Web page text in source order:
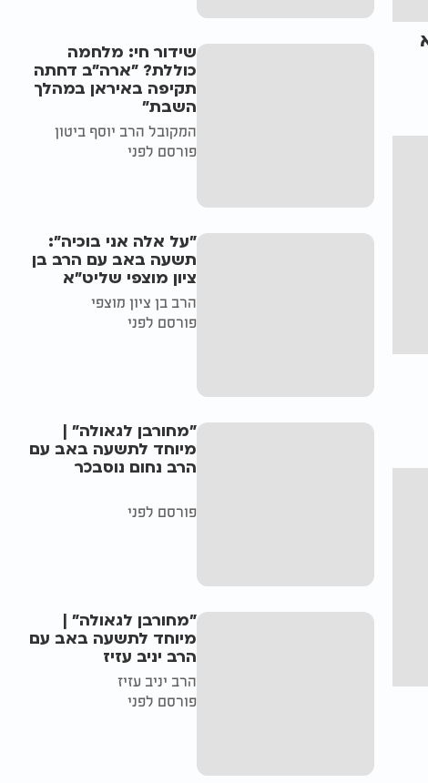
שידור חי: מלחמה
כוללת? ״ארה"ב דחתה
תקיפה באיראן במהלך
השבת״
המקובל הרב יוסף ביטון
פורסם לפני
"על אלה אני בוכיה":
תשעה באב עם הרב בן
ציון מוצפי שליט"א
הרב בן ציון מוצפי
פורסם לפני
"מחורבן לגאולה" |
מיוחד לתשעה באב עם
הרב נחום נוסבכר
פורסם לפני
"מחורבן לגאולה" |
מיוחד לתשעה באב עם
הרב יניב עזיז
הרב יניב עזיז
פורסם לפני